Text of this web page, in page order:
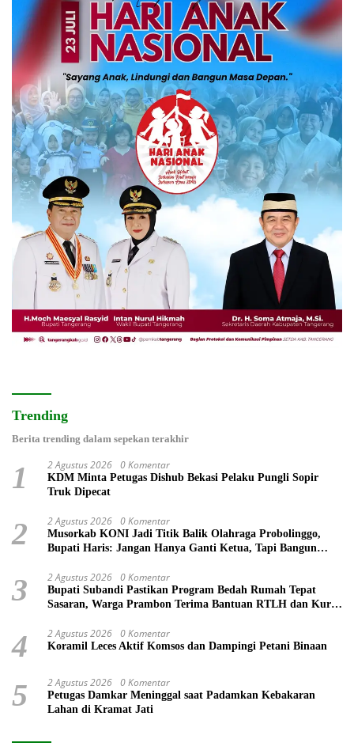
Trending
Berita trending dalam sepekan terakhir
1 2 Agustus 2026 0 Komentar
KDM Minta Petugas Dishub Bekasi Pelaku Pungli Sopir
Truk Dipecat
2 2 Agustus 2026 0 Komentar
Musorkab KONI Jadi Titik Balik Olahraga Probolinggo,
Bupati Haris: Jangan Hanya Ganti Ketua, Tapi Bangun
3 2 Agustus 2026 0 Komentar
Bupati Subandi Pastikan Program Bedah Rumah Tepat
Sasaran, Warga Prambon Terima Bantuan RTLH dan Kursi
4 2 Agustus 2026 0 Komentar
Koramil Leces Aktif Komsos dan Dampingi Petani Binaan
5 2 Agustus 2026 0 Komentar
Petugas Damkar Meninggal saat Padamkan Kebakaran
Lahan di Kramat Jati